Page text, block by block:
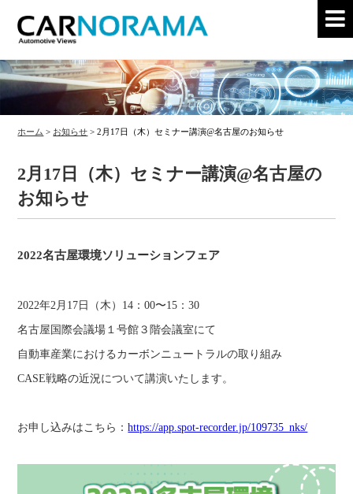
ホーム > お知らせ >2月17日（木）セミナー講演@名古屋のお知らせ
2月17日（木）セミナー講演@名古屋の
お知らせ
2022名古屋環境ソリューションフェア
2022年2月17日（木）14：00〜15：30
名古屋国際会議場１号館３階会議室にて
自動車産業におけるカーボンニュートラルの取り組み
CASE戦略の近況について講演いたします。
お申し込みはこちら：https://app.spot-recorder.jp/109735_nks/